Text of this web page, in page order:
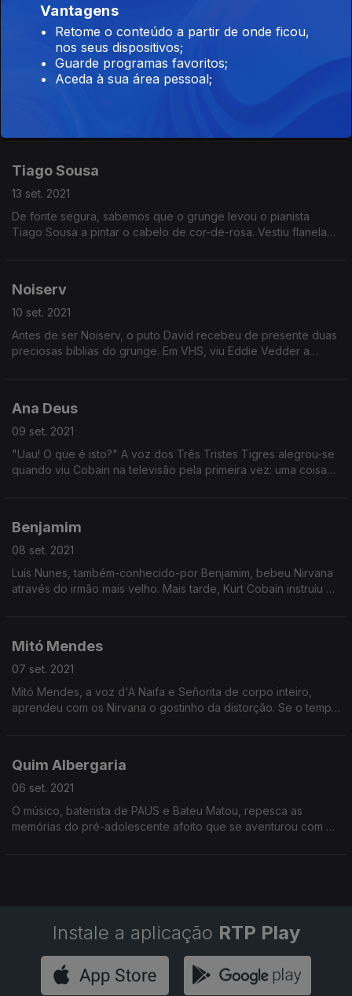
Eddie Vedder, razão pela qual - suspeita - conquistou um
duradouro redemoinho no cabelo.
Surma
14 set. 2021
Tiago Sousa
13 set. 2021
De fonte segura, sabemos que o grunge levou o pianista
Tiago Sousa a pintar o cabelo de cor-de-rosa. Vestiu flanelas,
Noiserv
10 set. 2021
Antes de ser Noiserv, o puto David recebeu de presente duas
preciosas bíblias do grunge. Em VHS, viu Eddie Vedder a
Ana Deus
09 set. 2021
"Uau! O que é isto?" A voz dos Três Tristes Tigres alegrou-se
quando viu Cobain na televisão pela primeira vez: uma coisa
Benjamim
08 set. 2021
Luís Nunes, também-conhecido-por Benjamim, bebeu Nirvana
através do irmão mais velho. Mais tarde, Kurt Cobain instruiu a
Mitó Mendes
07 set. 2021
Mitó Mendes, a voz d'A Naifa e Señorita de corpo inteiro,
aprendeu com os Nirvana o gostinho da distorção. Se o tempo
Quim Albergaria
06 set. 2021
O músico, baterista de PAUS e Bateu Matou, repesca as
memórias do pré-adolescente afoito que se aventurou com o
Instale a aplicação RTP Play
Vantagens
Retome o conteúdo a partir de onde ficou,
nos seus dispositivos;
Guarde programas favoritos;
Aceda à sua área pessoal;